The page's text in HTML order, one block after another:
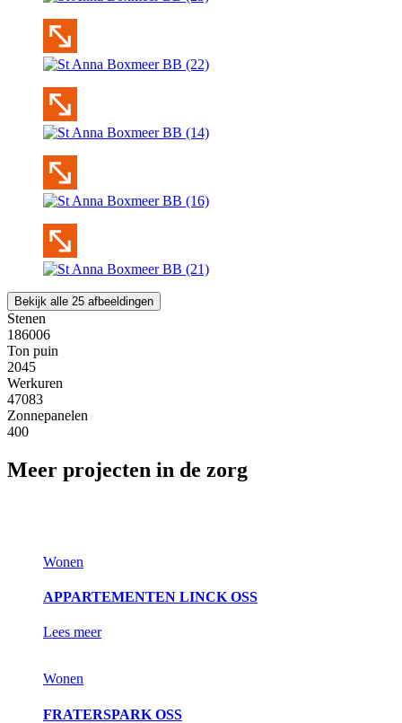
Bekijk alle 25 afbeeldingen
Stenen
186006
Ton puin
2045
Werkuren
47083
Zonnepanelen
400
Meer projecten in de zorg
Wonen
APPARTEMENTEN LINCK OSS
Lees meer
Wonen
FRATERSPARK OSS